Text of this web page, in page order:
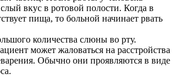
вкус в ротовой полости. Когда в
пища, то больной начинает рвать
количества слюны во рту.
может жаловаться на расстройства
Обычно они проявляются в виде